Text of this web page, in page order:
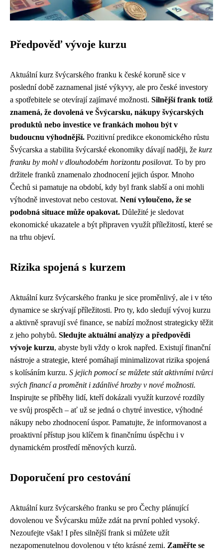
Předpověď vývoje kurzu
Aktuální kurz švýcarského franku k české koruně sice v
poslední době zaznamenal jisté výkyvy, ale pro české investory
a spotřebitele se otevírají zajímavé možnosti. Silnější frank totiž
znamená, že dovolená ve Švýcarsku, nákupy švýcarských
produktů nebo investice ve frankách mohou být v
budoucnu výhodnější. Pozitivní predikce ekonomického růstu
Švýcarska a stabilita švýcarské ekonomiky dávají naději, že kurz
franku by mohl v dlouhodobém horizontu posilovat. To by pro
držitele franků znamenalo zhodnocení jejich úspor. Mnoho
Čechů si pamatuje na období, kdy byl frank slabší a oni mohli
výhodně investovat nebo cestovat. Není vyloučeno, že se
podobná situace může opakovat. Důležité je sledovat
ekonomické ukazatele a být připraven využít příležitostí, které se
na trhu objeví.
Rizika spojená s kurzem
Aktuální kurz švýcarského franku je sice proměnlivý, ale i v této
dynamice se skrývají příležitosti. Pro ty, kdo sledují vývoj kurzu
a aktivně spravují své finance, se nabízí možnost strategicky těžit
z jeho pohybů. Sledujte aktuální analýzy a předpovědi
vývoje kurzu, abyste byli vždy o krok napřed. Existují finanční
nástroje a strategie, které pomáhají minimalizovat rizika spojená
s kolísáním kurzu. S jejich pomocí se můžete stát aktivními tvůrci
svých financí a proměnit i zdánlivé hrozby v nové možnosti.
Inspirujte se příběhy lidí, kteří dokázali využít kurzové rozdíly
ve svůj prospěch – ať už se jedná o chytré investice, výhodné
nákupy nebo zhodnocení úspor. Pamatujte, že informovanost a
proaktivní přístup jsou klíčem k finančnímu úspěchu i v
dynamickém prostředí měnových kurzů.
Doporučení pro cestování
Aktuální kurz švýcarského franku se pro Čechy plánující
dovolenou ve Švýcarsku může zdát na první pohled vysoký.
Nezoufejte však! I přes silnější frank si můžete užít
nezapomenutelnou dovolenou v této krásné zemi. Zaměřte se